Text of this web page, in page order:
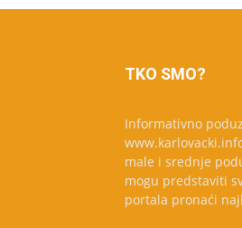
TKO SMO?
Informativno
male i srednje
mogu predstaviti
portala pronaći